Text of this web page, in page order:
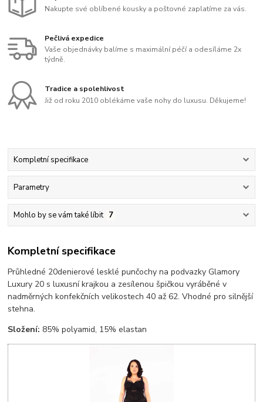
Nakupte své oblíbené kousky a poštovné zaplatíme za vás.
Pečlivá expedice
Vaše objednávky balíme s maximální péčí a odesíláme 2x
týdně.
Tradice a spolehlivost
Již od roku 2010 oblékáme vaše nohy do luxusu. Děkujeme!
Kompletní specifikace
Parametry
Mohlo by se vám také líbit 7
Kompletní specifikace
Průhledné 20denierové lesklé punčochy na podvazky Glamory
Luxury 20 s luxusní krajkou a zesílenou špičkou vyráběné v
nadměrných konfekčních velikostech 40 až 62. Vhodné pro silnější
stehna.
Složení: 85% polyamid, 15% elastan